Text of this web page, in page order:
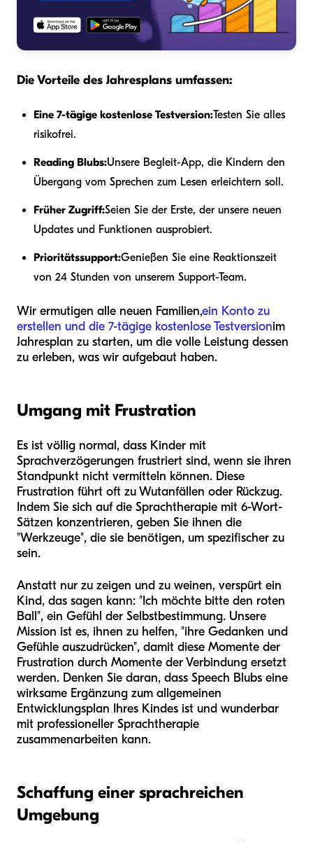
Die Vorteile des Jahresplans umfassen:
Eine 7-tägige kostenlose Testversion:Testen Sie alles
risikofrei.
Reading Blubs:Unsere Begleit-App, die Kindern den
Übergang vom Sprechen zum Lesen erleichtern soll.
Früher Zugriff:Seien Sie der Erste, der unsere neuen
Updates und Funktionen ausprobiert.
Prioritätssupport:Genießen Sie eine Reaktionszeit
von 24 Stunden von unserem Support-Team.
Wir ermutigen alle neuen Familien,ein Konto zu
erstellen und die 7-tägige kostenlose Testversionim
Jahresplan zu starten, um die volle Leistung dessen
zu erleben, was wir aufgebaut haben.
Umgang mit Frustration
Es ist völlig normal, dass Kinder mit
Sprachverzögerungen frustriert sind, wenn sie ihren
Standpunkt nicht vermitteln können. Diese
Frustration führt oft zu Wutanfällen oder Rückzug.
Indem Sie sich auf die Sprachtherapie mit 6-Wort-
Sätzen konzentrieren, geben Sie ihnen die
"Werkzeuge", die sie benötigen, um spezifischer zu
sein.
Anstatt nur zu zeigen und zu weinen, verspürt ein
Kind, das sagen kann: "Ich möchte bitte den roten
Ball", ein Gefühl der Selbstbestimmung. Unsere
Mission ist es, ihnen zu helfen, "ihre Gedanken und
Gefühle auszudrücken", damit diese Momente der
Frustration durch Momente der Verbindung ersetzt
werden. Denken Sie daran, dass Speech Blubs eine
wirksame Ergänzung zum allgemeinen
Entwicklungsplan Ihres Kindes ist und wunderbar
mit professioneller Sprachtherapie
zusammenarbeiten kann.
Schaffung einer sprachreichen
Umgebung